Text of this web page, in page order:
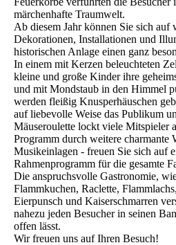
märchenhafte Traumwelt.
Ab diesem Jahr können Sie sich auf
Dekorationen, Installationen und
historischen Anlage einen ganz
In einem mit Kerzen beleuchteten
kleine und große Kinder ihre
und mit Mondstaub in den Himmel
werden fleißig Knusperhäuschen
auf liebevolle Weise das Publikum
Mäuseroulette lockt viele Mitspieler
Programm durch weitere charmante
Musikeinlagen - freuen Sie sich auf
Rahmenprogramm für die gesamte
Die anspruchsvolle Gastronomie,
Flammkuchen, Raclette,
Eierpunsch und Kaiserschmarren
nahezu jeden Besucher in seinen
offen lässt.
Wir freuen uns auf Ihren Besuch!